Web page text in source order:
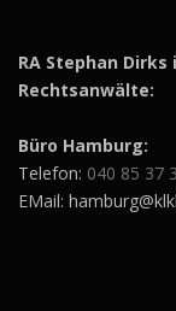
RA Stephan
Rechtsanwälte:
Büro Hamburg:
Telefon: 040 85 37
EMail: